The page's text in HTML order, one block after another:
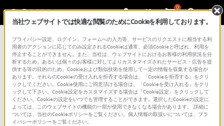
0
総合サポート・お問い合わせ サウンドバー／サラウンドスピーカー
当社ウェブサイトでは快適な閲覧のためにCookieを利用しております。
プライバシー設定、ログイン、フォームへの入力等、サービスのリクエストに相当する利
用者のアクションに応じてのみ設定されるCookieは通常、必須Cookieと呼ばれ、利用を
停止することができません。また、当社は、ウェブサイトにおけるお客様の利用状況を分
析するため、あるいは個々のお客様に対してよりカスタマイズされたサービス・広告を提
供する等の目的のため、Cookieおよび類似技術を使用して一定の情報を収集する場合が
あります。それらのCookieの受け入れを拒否する場合は、「Cookieを拒否する」をクリ
ックしてください。Cookie使用にご同意頂ける場合は、「Cookieを受け入れる」をクリ
ックして下さい。Cookie設定をカスタマイズする場合は「Cookie設定」をクリックして
ください。Cookieの設定をいつでも管理することができます。選択したCookieの設定に
よっては、このウェブサイトの機能の一部が使用できなくなる場合があります。 詳細に
ついては、当社のCookieポリシーをご覧ください。個人情報の取扱いについては、プラ
イバシーポリシーをご覧ください。